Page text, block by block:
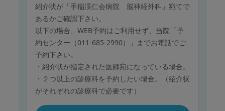
紹介状が「手稲渓仁会病院 脳神経外科」宛てで
あるかご確認下さい。
以下の場合、WEB予約はご利用せず、当院「予
約センター（011-685-2990）」までお電話でご
予約下さい。
・紹介状が指定された医師宛になっている場合。
・２つ以上の診療科を予約したい場合。（紹介状
がそれぞれの診療科で必要です）